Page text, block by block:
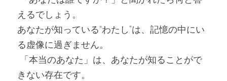
えるでしょう。
あなたが知っている“わたし”は、記憶の中にい
る虚像に過ぎません。
きない存在です。